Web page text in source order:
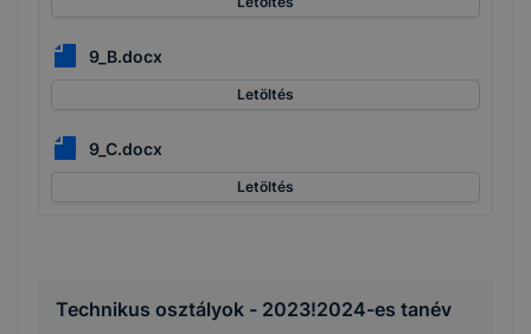
9_B.docx
Letöltés
9_C.docx
Letöltés
Technikus osztályok - 2023!2024-es tanév